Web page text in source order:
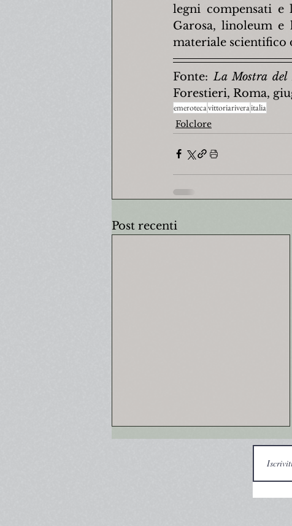
legni compensati
Garosa, linoleum
materiale scientifico
Fonte: La Mostra
Forestieri, Roma,
emerotecavittoriariveraitalia
Folclore
Post recenti